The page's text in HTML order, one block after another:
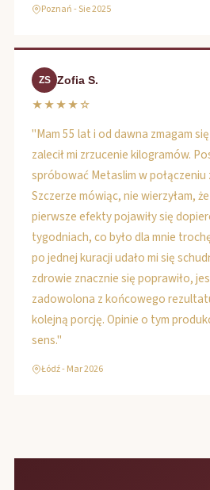
Poznań - Sie 2025
ZS Zofia S.
★★★★☆
"Mam 55 lat i od dawna zmagam
zalecił mi zrzucenie kilogramów.
spróbować Metaslim w
Szczerze mówiąc, nie wierzyłam,
pierwsze efekty pojawiły się
tygodniach, co było dla mnie
po jednej kuracji udało mi się
zdrowie znacznie się poprawiło,
zadowolona z końcowego
kolejną porcję. Opinie o tym
sens."
Łódź - Mar 2026